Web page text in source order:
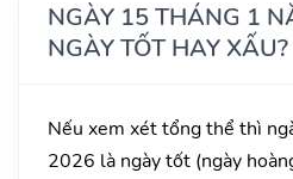
NGÀY 15 THÁNG 1
NGÀY TỐT HAY XẤU?
Nếu xem xét tổng thể thì
2026 là ngày tốt (ngày